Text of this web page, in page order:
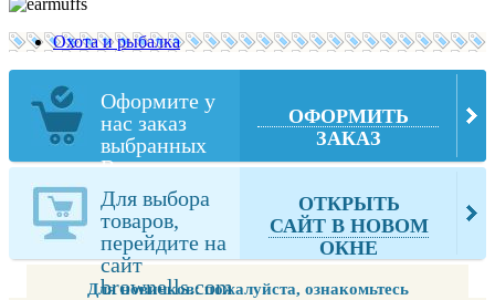
Охота и рыбалка
Оформите у
нас заказ
выбранных
Вами товаров
из
brownells.com
ОФОРМИТЬ
ЗАКАЗ
Для выбора
товаров,
перейдите на
сайт
brownells.com
ОТКРЫТЬ
САЙТ В НОВОМ
ОКНЕ
Для новичков: пожалуйста, ознакомьтесь